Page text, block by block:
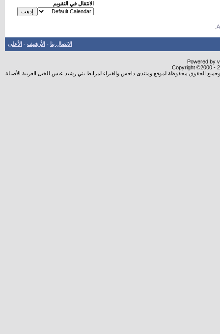
الانتقال في التقويم
الاتصال بنا - الأرشيف - الأعلى
Powered by
Copyright ©2000 -
الحقوق محفوظة لموقع ومنتدى داحس والغبراء لمرابط بني رشيد عبس للخيل العربية الأصيلة